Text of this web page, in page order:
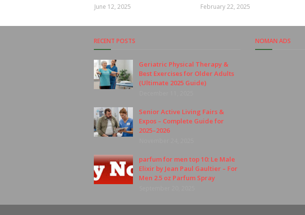
June 12, 2025 February 22, 2025
RECENT POSTS
Geriatric Physical Therapy &
Best Exercises for Older Adults
(Ultimate 2025 Guide)
Senior Active Living Fairs &
Expos – Complete Guide for
2025–2026
parfum for men top 10: Le Male
Elixir by Jean Paul Gaultier – For
Men 2.5 oz Parfum Spray
NOMAN ADS